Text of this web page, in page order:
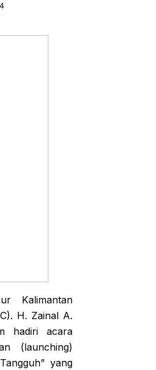
Kalimantan
H. Zainal A.
hadiri acara
(launching)
yang